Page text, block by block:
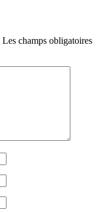
Les champs obligatoires